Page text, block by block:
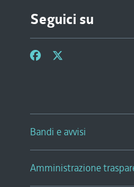
Seguici su
Bandi e avvisi
Amministrazione